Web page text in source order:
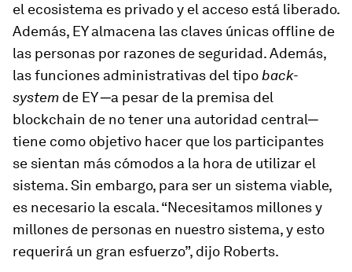
el ecosistema es privado y el acceso está liberado.
Además, EY almacena las claves únicas offline de
las personas por razones de seguridad. Además,
las funciones administrativas del tipo back-
system de EY ─a pesar de la premisa del
blockchain de no tener una autoridad central─
tiene como objetivo hacer que los participantes
se sientan más cómodos a la hora de utilizar el
sistema. Sin embargo, para ser un sistema viable,
es necesario la escala. “Necesitamos millones y
millones de personas en nuestro sistema, y esto
requerirá un gran esfuerzo”, dijo Roberts.